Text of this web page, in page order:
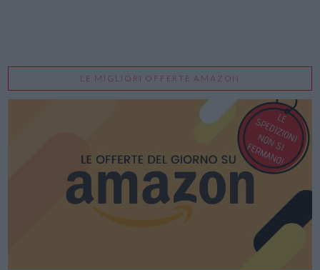
LE MIGLIORI OFFERTE AMAZON